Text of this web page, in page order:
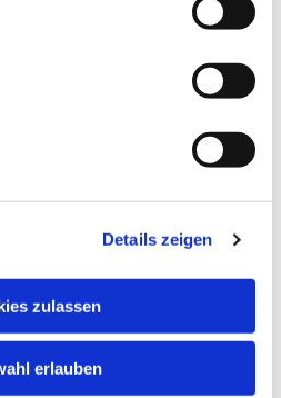
Details zeigen
zulassen
erlauben
Sie auch